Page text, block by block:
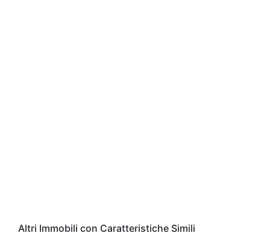
Altri Immobili con Caratteristiche Simili